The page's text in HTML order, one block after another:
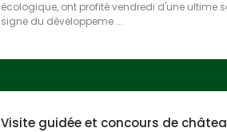
écologique, ont profité vendredi d'une ultime
signe du développeme ...
Visite guidée et concours de